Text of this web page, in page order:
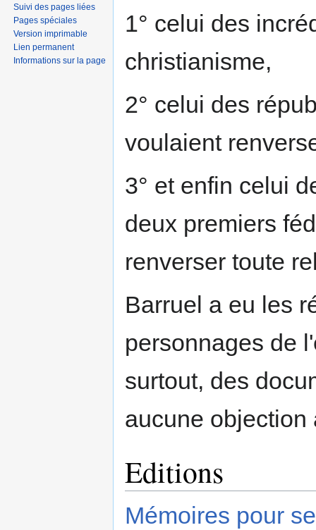
1° celui des
christianisme,
2° celui des
voulaient
3° et enfin celui
deux premiers
renverser toute
Barruel a eu les
personnages de
surtout, des
aucune objection
Editions
Mémoires pour
Suivi des pages liées
Pages spéciales
Version imprimable
Lien permanent
Informations sur la page